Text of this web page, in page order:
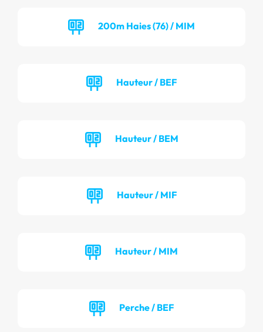
200m Haies (76) / MIM
Hauteur / BEF
Hauteur / BEM
Hauteur / MIF
Hauteur / MIM
Perche / BEF